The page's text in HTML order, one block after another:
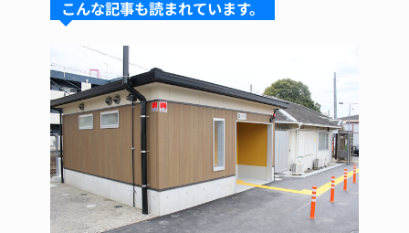
k
y
d b
o
k
st
こんな記事も読まれています。